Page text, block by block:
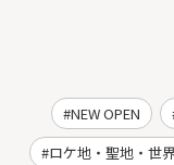
NEW OPEN
ロケ地・聖地・世